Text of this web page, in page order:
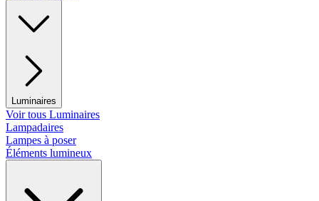
Luminaires
Voir tous Luminaires
Lampadaires
Lampes à poser
Éléments lumineux